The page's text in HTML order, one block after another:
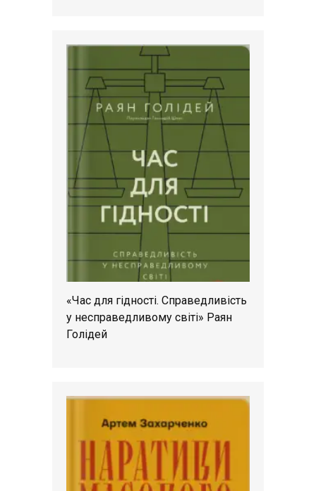
«Час для гідності. Справедливість
у несправедливому світі» Раян
Голідей